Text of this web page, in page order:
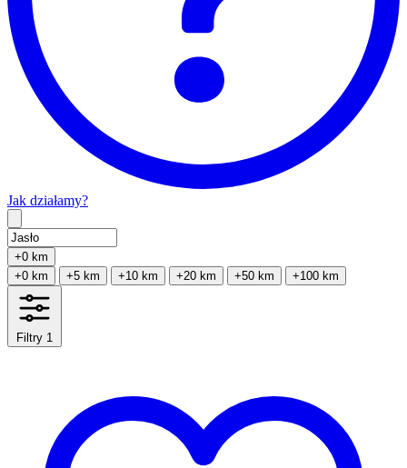
Jak działamy?
+0 km
+0 km
+5 km +10 km +20 km +50 km +100 km
Filtry 1